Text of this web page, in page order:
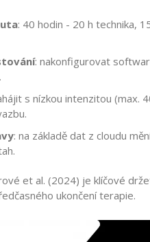
: 40 hodin - 20 h technika,
: nakonfigurovat
s nízkou intenzitou (max.
: na základě dat z cloudu
et al. (2024) je klíčové
ukončení terapie.